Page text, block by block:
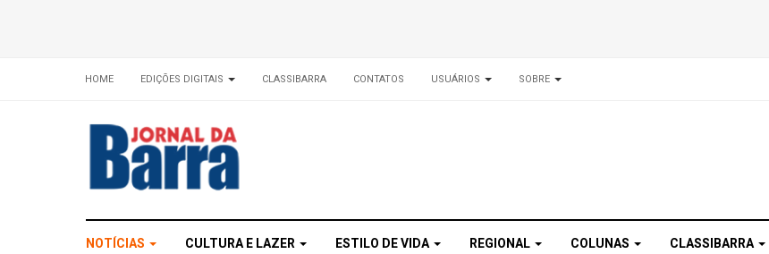
HOME EDIÇÕES DIGITAIS CLASSIBARRA CONTATOS USUÁRIOS SOBRE
NOTÍCIAS CULTURA E LAZER ESTILO DE VIDA REGIONAL COLUNAS CLASSIBARRA